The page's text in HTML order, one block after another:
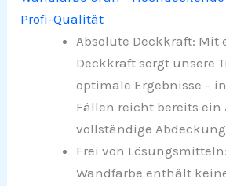
Profi-Qualität
Absolute Deckkraft: Mit
Deckkraft sorgt unsere
optimale Ergebnisse –
Fällen reicht bereits
vollständige
Frei von
Wandfarbe enthält